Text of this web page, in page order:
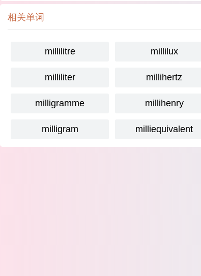
相关单词
millilitre millilux
milliliter millihertz
milligramme millihenry
milligram milliequivalent